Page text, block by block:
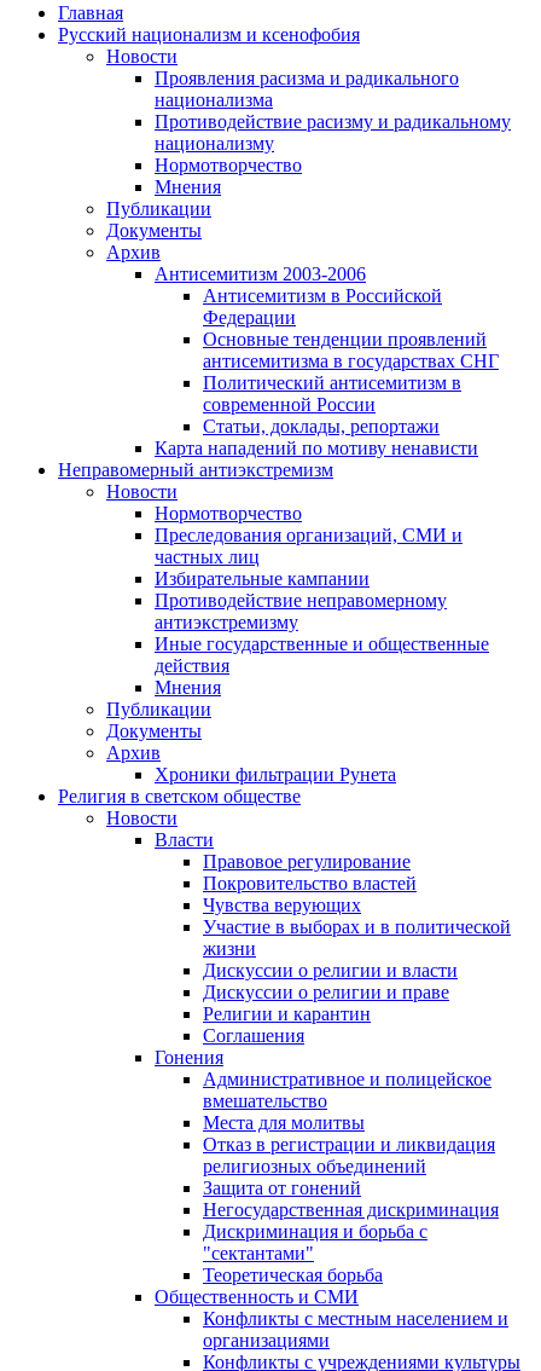
Главная
Русский национализм и ксенофобия
Новости
Проявления расизма и радикального
национализма
Противодействие расизму и радикальному
национализму
Нормотворчество
Мнения
Публикации
Документы
Архив
Антисемитизм 2003-2006
Антисемитизм в Российской
Федерации
Основные тенденции проявлений
антисемитизма в государствах СНГ
Политический антисемитизм в
современной России
Статьи, доклады, репортажи
Карта нападений по мотиву ненависти
Неправомерный антиэкстремизм
Новости
Нормотворчество
Преследования организаций, СМИ и
частных лиц
Избирательные кампании
Противодействие неправомерному
антиэкстремизму
Иные государственные и общественные
действия
Мнения
Публикации
Документы
Архив
Хроники фильтрации Рунета
Религия в светском обществе
Новости
Власти
Правовое регулирование
Покровительство властей
Чувства верующих
Участие в выборах и в политической
жизни
Дискуссии о религии и власти
Дискуссии о религии и праве
Религии и карантин
Соглашения
Гонения
Административное и полицейское
вмешательство
Места для молитвы
Отказ в регистрации и ликвидация
религиозных объединений
Защита от гонений
Негосударственная дискриминация
Дискриминация и борьба с
"сектантами"
Теоретическая борьба
Общественность и СМИ
Конфликты с местным населением и
организациями
Конфликты с учреждениями культуры